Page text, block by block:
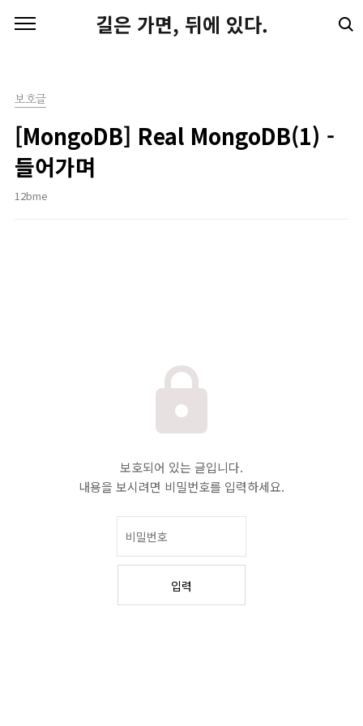
길은 가면, 뒤에 있다.
보호글
[MongoDB] Real MongoDB(1) -
들어가며
12bme
보호되어 있는 글입니다.
내용을 보시려면 비밀번호를 입력하세요.
입력